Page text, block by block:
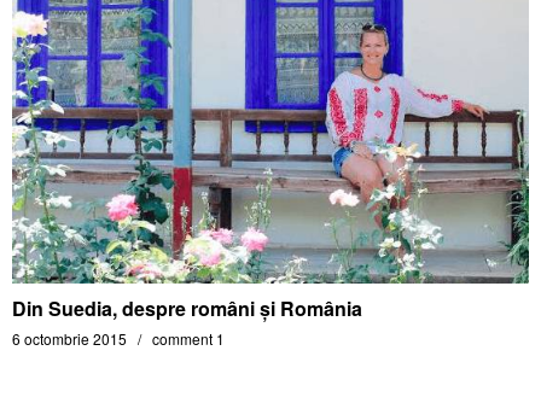
Din Suedia, despre români şi România
6 octombrie 2015 comment 1